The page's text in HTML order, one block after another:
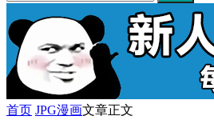
首页 JPG漫画文章正文